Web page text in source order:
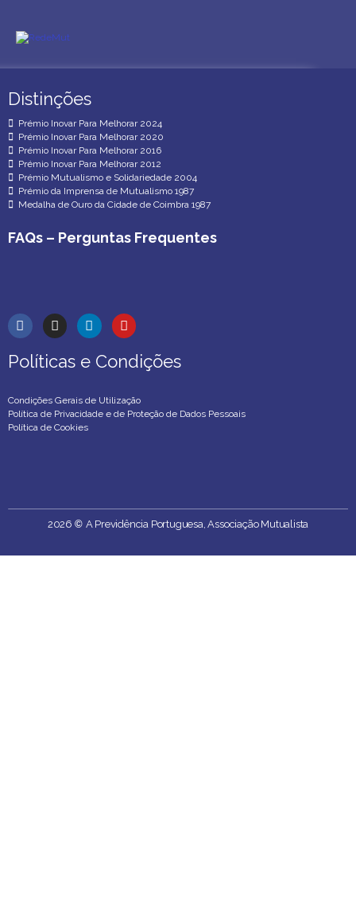
Distinções
Distinções
Prémio Inovar Para Melhorar 2024
Prémio Inovar Para Melhorar 2020
Prémio Inovar Para Melhorar 2016
Prémio Inovar Para Melhorar 2012
Prémio Mutualismo e Solidariedade 2004
Prémio da Imprensa de Mutualismo 1987
Medalha de Ouro da Cidade de Coimbra 1987
FAQs – Perguntas Frequentes
Políticas e Condições
Políticas e Condições
Condições Gerais de Utilização
Política de Privacidade e de Proteção de Dados Pessoais
Política de Cookies
2026 © A Previdência Portuguesa, Associação Mutualista